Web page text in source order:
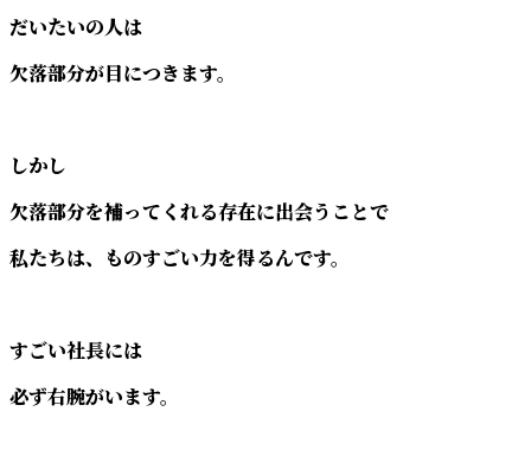
だいたいの人は
欠落部分が目につきます。
しかし
欠落部分を補ってくれる存在に出会うことで
私たちは、ものすごい力を得るんです。
すごい社長には
必ず右腕がいます。